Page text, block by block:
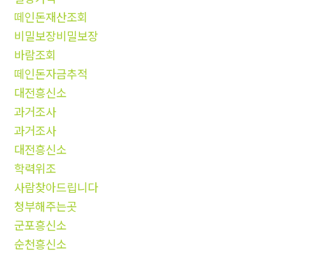
떼인돈재산조회
비밀보장비밀보장
바람조회
떼인돈자금추적
대전흥신소
과거조사
과거조사
대전흥신소
학력위조
사람찾아드립니다
청부해주는곳
군포흥신소
순천흥신소